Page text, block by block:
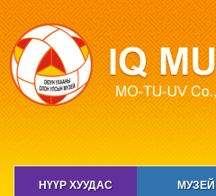
НҮҮР ХУУДАС МУЗЕЙ